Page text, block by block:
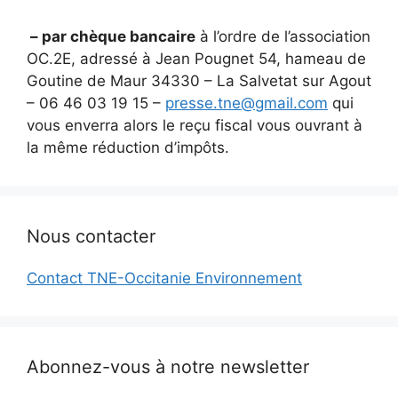
– par chèque bancaire à l’ordre de l’association
OC.2E, adressé à Jean Pougnet 54, hameau de
Goutine de Maur 34330 – La Salvetat sur Agout
– 06 46 03 19 15 – presse.tne@gmail.com qui
vous enverra alors le reçu fiscal vous ouvrant à
la même réduction d’impôts.
Nous contacter
Contact TNE-Occitanie Environnement
Abonnez-vous à notre newsletter